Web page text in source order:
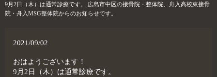
9月2日（木）は通常診療です。 広島市中区の接骨院・整体院、舟入高校東接骨
院・舟入MSG整体院からのお知らせです。
2021/09/02
おはようございます！
9月2日（木）は通常診療です。